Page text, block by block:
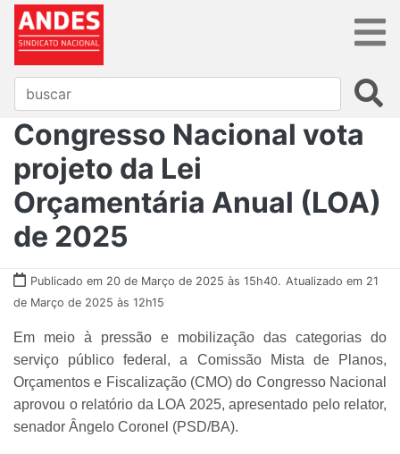
Congresso Nacional vota
projeto da Lei
Orçamentária Anual (LOA)
de 2025
Publicado em 20 de Março de 2025 às 15h40. Atualizado em 21
de Março de 2025 às 12h15
Em meio à pressão e mobilização das categorias do
serviço público federal, a Comissão Mista de Planos,
Orçamentos e Fiscalização (CMO) do Congresso Nacional
aprovou o relatório da LOA 2025, apresentado pelo relator,
senador Ângelo Coronel (PSD/BA).